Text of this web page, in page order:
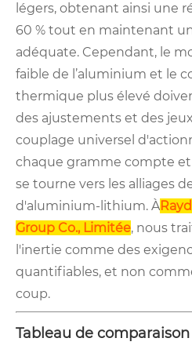
légers, obtenant ainsi une
60 % tout en maintenant
adéquate. Cependant, le
faible de l’aluminium et le
thermique plus élevé
des ajustements et des
couplage universel
chaque gramme compte
se tourne vers les alliages
d'aluminium-lithium. À
Group Co., Limitée, nous
l'inertie comme des
quantifiables, et non
coup.
Tableau de